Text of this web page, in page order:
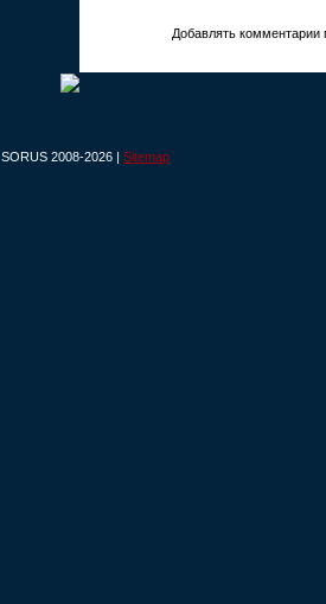
Добавлять комментарии
SORUS 2008-2026 | Sitemap